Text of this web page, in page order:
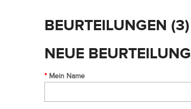
BEURTEILUNGEN (3)
NEUE BEURTEILUNG
Mein Name